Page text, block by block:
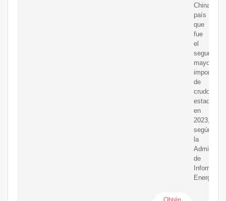
China,
país
que
fue
el
segundo
mayor
importador
de
crudo
en
2023,
según
la
de
Energética